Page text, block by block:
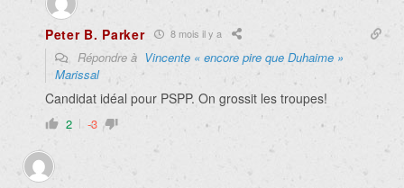
Peter B. Parker 8 mois il y a
Répondre à Vincente « encore pire que Duhaime »
Marissal
Candidat idéal pour PSPP. On grossit les troupes!
2 -3